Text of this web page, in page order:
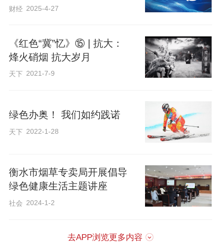
要勇气，也需要分寸。郑板桥说“难得糊
涂”，不是真糊涂，而是一半清醒一半糊
涂。可见，看透而不说透，也是人生的一
伫立柳荫处，忽然想起一位老教员的谆谆
话语：“做人要像柳，柔中有刚，不争而
自在骨。
景里有学问，此文之谓也。
作者： 张一鸣
财经 2025-4-27
《红色“冀”忆》⑮ | 抗大：
烽火硝烟 抗大岁月
天下 2021-7-9
绿色办奥！ 我们如约践诺
天下 2022-1-28
衡水市烟草专卖局开展倡导
绿色健康生活主题讲座
社会 2024-1-2
去APP浏览更多内容